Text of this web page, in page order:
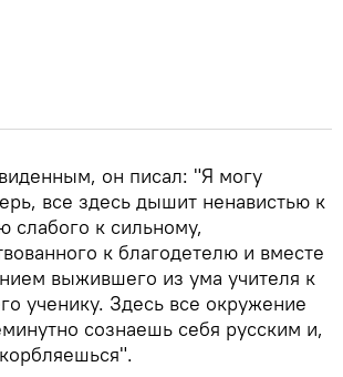
он писал: "Я могу
все здесь дышит ненавистью к
слабого к сильному,
к благодетелю и вместе
выжившего из ума учителя к
ученику. Здесь все окружение
сознаешь себя русским и,